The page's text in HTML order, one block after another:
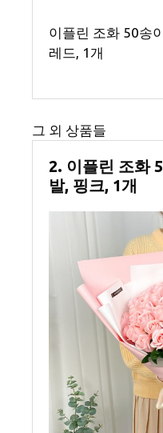
이플린 조화 50송
레드, 1개
그 외 상품들
2. 이플린 조화
발, 핑크, 1개